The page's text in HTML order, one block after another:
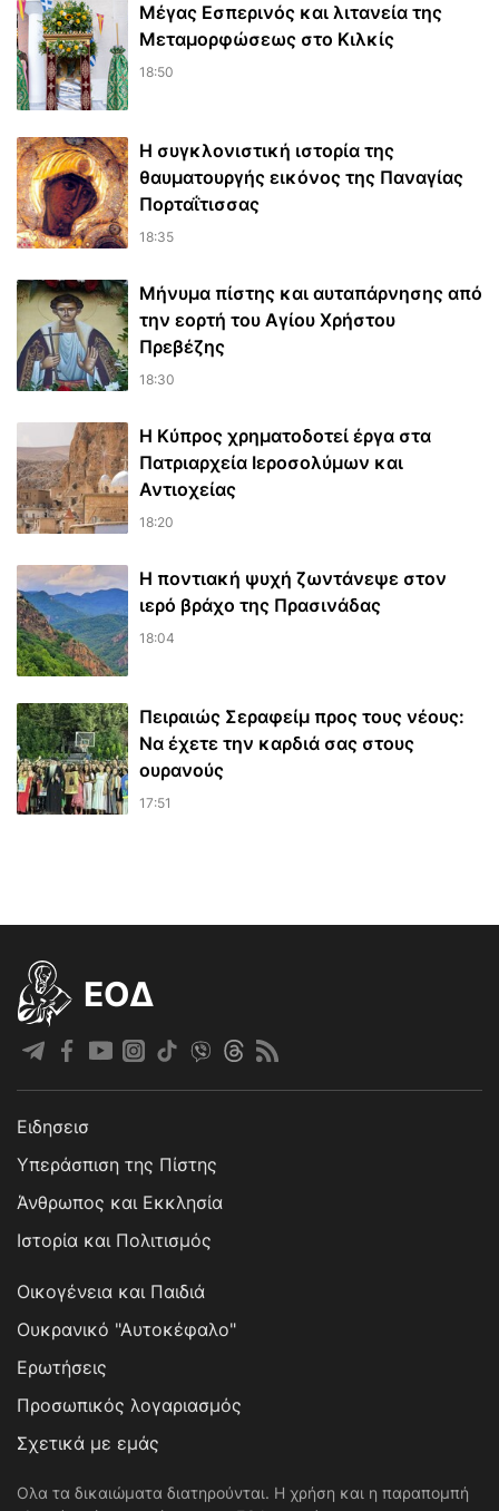
Μέγας Εσπερινός και λιτανεία της
Μεταμορφώσεως στο Κιλκίς
18:50
Η συγκλονιστική ιστορία της
θαυματουργής εικόνος της Παναγίας
Πορταΐτισσας
18:35
Μήνυμα πίστης και αυταπάρνησης από
την εορτή του Αγίου Χρήστου
Πρεβέζης
18:30
Η Κύπρος χρηματοδοτεί έργα στα
Πατριαρχεία Ιεροσολύμων και
Αντιοχείας
18:20
Η ποντιακή ψυχή ζωντάνεψε στον
ιερό βράχο της Πρασινάδας
18:04
Πειραιώς Σεραφείμ προς τους νέους:
Να έχετε την καρδιά σας στους
ουρανούς
17:51
EOΔ
Ειδησεισ
Υπεράσπιση της Πίστης
Άνθρωπος και Εκκλησία
Ιστορία και Πολιτισμός
Οικογένεια και Παιδιά
Ουκρανικό "Αυτοκέφαλο"
Ερωτήσεις
Προσωπικός λογαριασμός
Σχετικά με εμάς
Ολα τα δικαιώματα διατηρούνται. Η χρήση και η παραπομπή